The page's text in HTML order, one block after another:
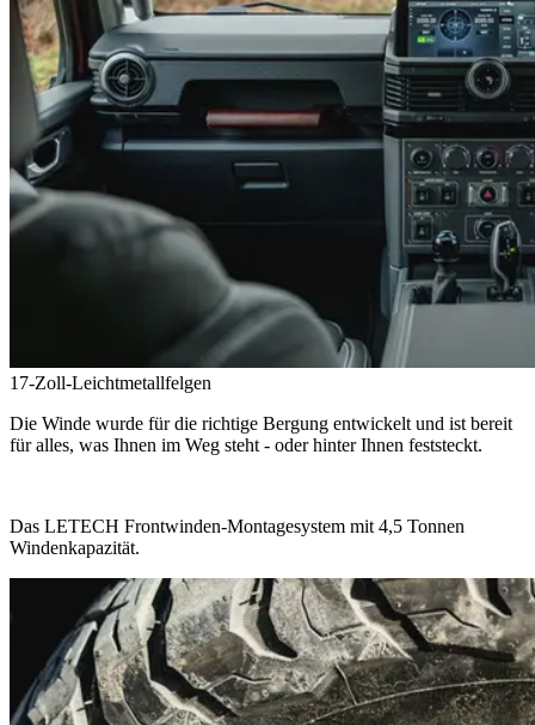
17-Zoll-Leichtmetallfelgen
Die Winde wurde für die richtige Bergung entwickelt und ist bereit
für alles, was Ihnen im Weg steht - oder hinter Ihnen feststeckt.
Das LETECH Frontwinden-Montagesystem mit 4,5 Tonnen
Windenkapazität.